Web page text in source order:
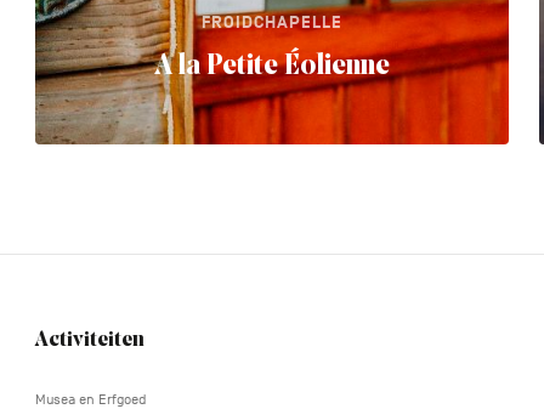
FROIDCHAPELLE
A la Petite Éolienne
Navigation
Activiteiten
Musea en Erfgoed